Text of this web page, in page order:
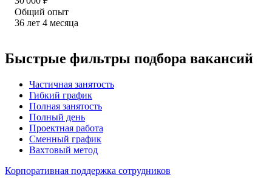
Общий опыт
36 лет 4 месяца
Быстрые фильтры подбора вакансий
Частичная занятость
Гибкий график
Полная занятость
Полный день
Проектная работа
Сменный график
Вахтовый метод
Корпоративная поддержка сотрудников